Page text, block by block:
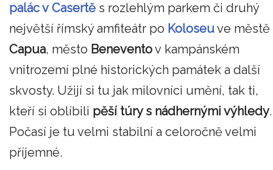
palác v Casertě s rozlehlým parkem či druhý
největší římský amfiteátr po Koloseuve městě
Capua, město Beneventov kampánském
vnitrozemí plné historických památek a další
skvosty. Užijí si tu jak milovníci umění, tak ti,
kteří si oblíbili pěší túry s nádhernými výhledy.
Počasí je tu velmi stabilní a celoročně velmi
příjemné.